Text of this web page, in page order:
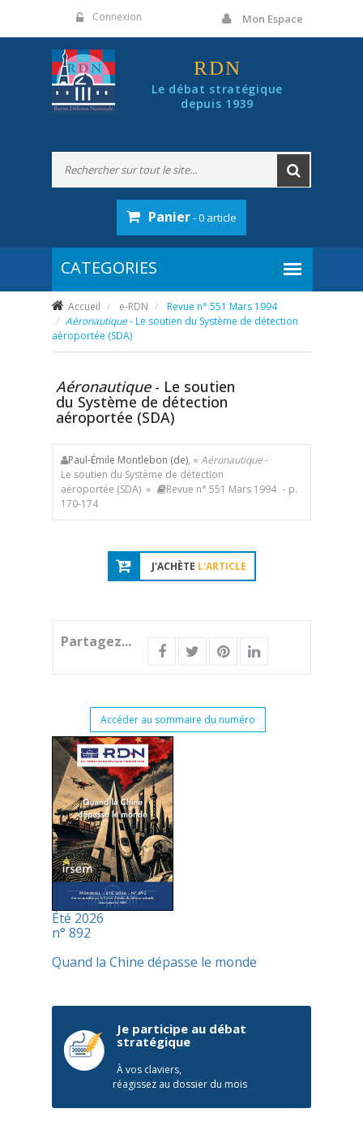
Connexion Mon Espace
RDN
Le débat stratégique
depuis 1939
Panier- 0 article
Accueil e-RDN
Revue n° 551 Mars 1994
Aéronautique- Le soutien du Système de détection
aéroportée (SDA)
Aéronautique - Le soutien
du Système de détection
aéroportée (SDA)
Paul-Émile Montlebon (de), « Aéronautique-
Le soutien du Système de détection
aéroportée (SDA) »
Revue n° 551 Mars 1994 - p.
170-174
J'ACHÈTE L'ARTICLE
Partagez...
Accéder au sommaire du numéro
Été 2026
n° 892
Quand la Chine dépasse le monde
Je participe au débat
stratégique
À vos claviers,
réagissez au dossier du mois